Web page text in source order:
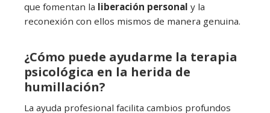
que fomentan la liberación personal y la
reconexión con ellos mismos de manera genuina.
¿Cómo puede ayudarme la terapia
psicológica en la herida de
humillación?
La ayuda profesional facilita cambios profundos